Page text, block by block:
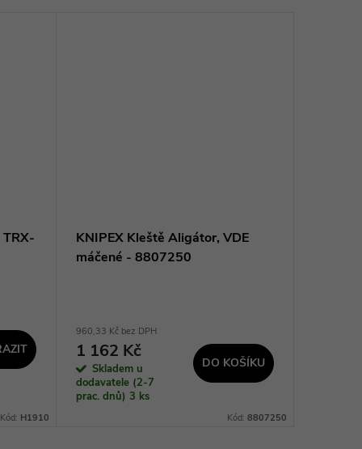
Kód: H1910
KNIPEX Kleště Aligátor, VDE
máčené - 8807250
960,33 Kč bez DPH
1 162 Kč
Skladem u
dodavatele (2-7
prac. dnů) 3 ks
DO KOŠÍKU
Kód: 8807250